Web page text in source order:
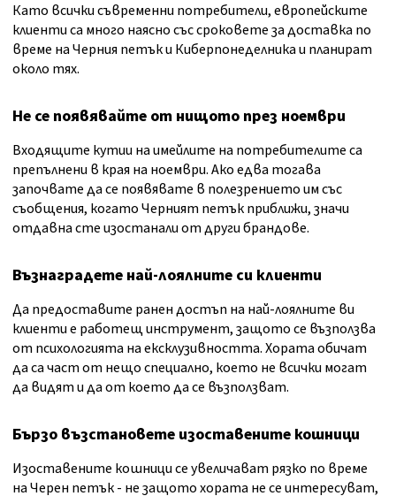
Като всички съвременни потребители, европейските
клиенти са много наясно със сроковете за доставка по
време на Черния петък и Киберпонеделника и планират
около тях.
Не се появявайте от нищото през ноември
Входящите кутии на имейлите на потребителите са
препълнени в края на ноември. Ако едва тогава
започвате да се появявате в полезрението им със
съобщения, когато Черният петък приближи, значи
отдавна сте изостанали от други брандове.
Възнаградете най-лоялните си клиенти
Да предоставите ранен достъп на най-лоялните ви
клиенти е работещ инструмент, защото се възползва
от психологията на ексклузивността. Хората обичат
да са част от нещо специално, което не всички могат
да видят и да от което да се възползват.
Бързо възстановете изоставените кошници
Изоставените кошници се увеличават рязко по време
на Черен петък - не защото хората не се интересуват,